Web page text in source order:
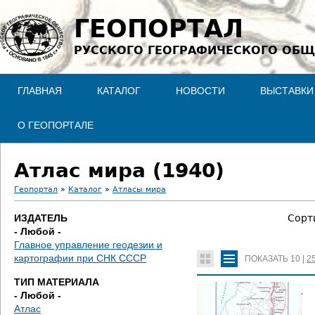
Jump to navigation
ГЕОПОРТАЛ
РУССКОГО ГЕОГРАФИЧЕСКОГО
ГЛАВНАЯ КАТАЛОГ НОВОСТИ ВЫСТАВКИ
О ГЕОПОРТАЛЕ
Атлас мира (1940)
В
ы
з
д
Геопортал » Каталог » Атласы мира
ИЗДАТЕЛЬ
- Любой -
Главное управление геодезии и
картографии при СНК СССР
ТИП МАТЕРИАЛА
- Любой -
Атлас
ПОКАЗАТЬ 10